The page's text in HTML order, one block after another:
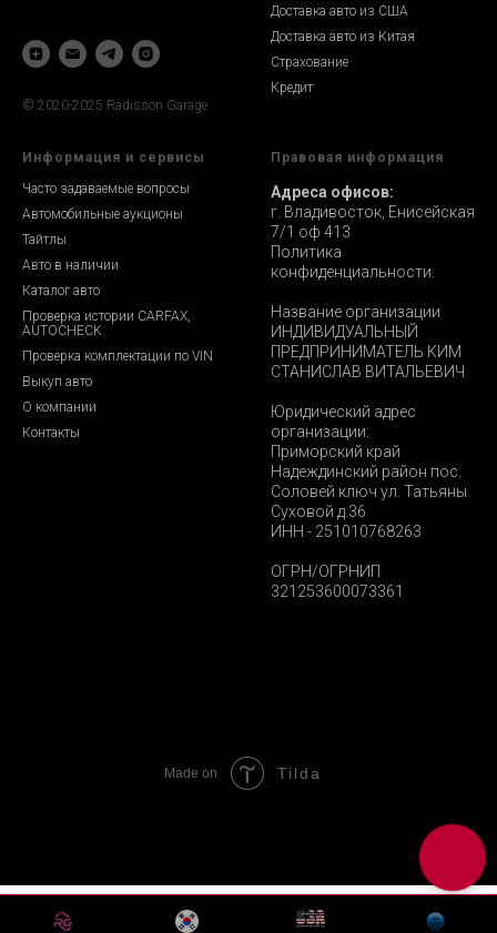
© 2020-2025 Radisson Garage
Доставка авто из США
Доставка авто из Китая
Страхование
Кредит
Информация и сервисы
Часто задаваемые вопросы
Автомобильные аукционы
Тайтлы
Авто в наличии
Каталог авто
Проверка истории CARFAX,
AUTOCHECK
Проверка комплектации по VIN
Выкуп авто
О компании
Контакты
Правовая информация
Адреса офисов:
г. Владивосток, Енисейская
7/1 оф 413
Политика
конфиденциальности.
Название организации
ИНДИВИДУАЛЬНЫЙ
ПРЕДПРИНИМАТЕЛЬ КИМ
СТАНИСЛАВ ВИТАЛЬЕВИЧ
Юридический адрес
организации:
Приморский край
Надеждинский район пос.
Соловей ключ ул. Татьяны
Суховой д.36
ИНН - 251010768263
ОГРН/ОГРНИП
321253600073361
Made on Tilda